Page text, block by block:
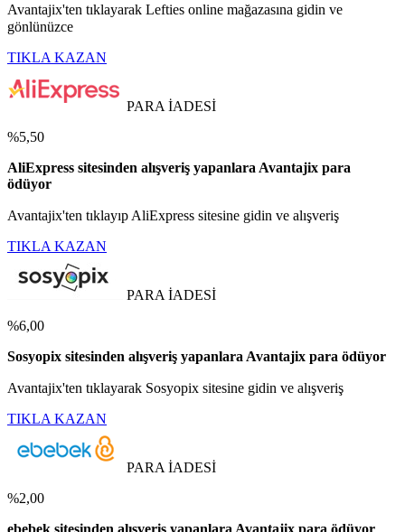
Avantajix'ten tıklayarak Lefties online mağazasına gidin ve
gönlünüzce
TIKLA KAZAN
PARA İADESİ
%5,50
AliExpress sitesinden alışveriş yapanlara Avantajix para
ödüyor
Avantajix'ten tıklayıp AliExpress sitesine gidin ve alışveriş
TIKLA KAZAN
PARA İADESİ
%6,00
Sosyopix sitesinden alışveriş yapanlara Avantajix para ödüyor
Avantajix'ten tıklayarak Sosyopix sitesine gidin ve alışveriş
TIKLA KAZAN
PARA İADESİ
%2,00
ebebek sitesinden alışveriş yapanlara Avantajix para ödüyor